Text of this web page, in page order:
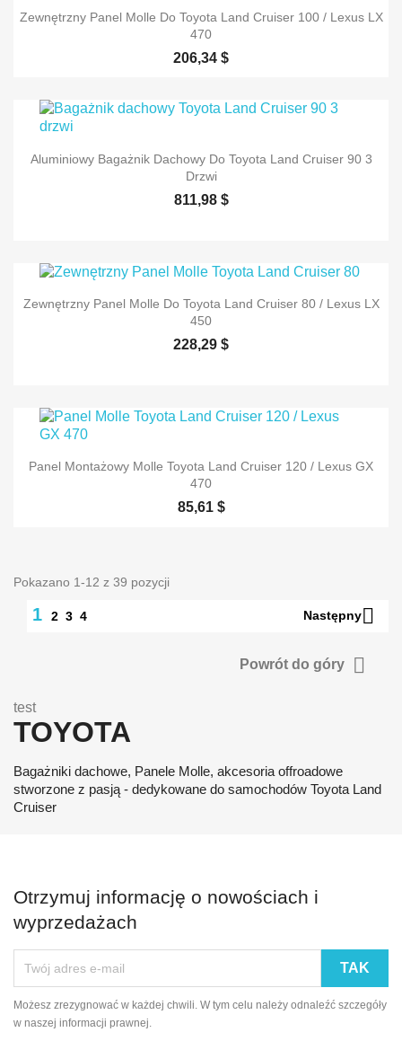
Zewnętrzny Panel Molle Do Toyota Land Cruiser 100 / Lexus LX
470
206,34 $
Aluminiowy Bagażnik Dachowy Do Toyota Land Cruiser 90 3
Drzwi
811,98 $
Zewnętrzny Panel Molle Do Toyota Land Cruiser 80 / Lexus LX
450
228,29 $
Panel Montażowy Molle Toyota Land Cruiser 120 / Lexus GX
470
85,61 $
Pokazano 1-12 z 39 pozycji
1 2 3 4 Następny
Powrót do góry 
test
TOYOTA
Bagażniki dachowe, Panele Molle, akcesoria offroadowe
stworzone z pasją - dedykowane do samochodów Toyota Land
Cruiser
Otrzymuj informację o nowościach i
wyprzedażach
Możesz zrezygnować w każdej chwili. W tym celu należy odnaleźć szczegóły
w naszej informacji prawnej.